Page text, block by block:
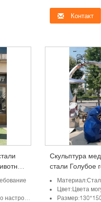
Контакт
Скульптура
стали Голубое
Металлическая
Современное
Цвет:Цвета